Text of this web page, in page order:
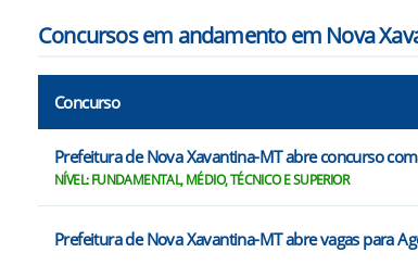
Concursos em andamento em Nova
Concurso
Prefeitura de Nova Xavantina-MT abre concurso
NÍVEL: FUNDAMENTAL, MÉDIO, TÉCNICO E SUPERIOR
Prefeitura de Nova Xavantina-MT abre vagas para